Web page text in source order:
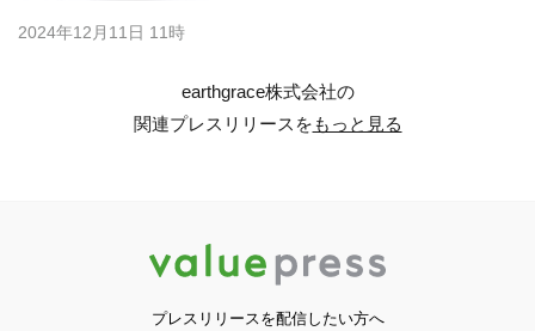
2024年12月11日 11時
earthgrace株式会社の
関連プレスリリースをもっと見る
プレスリリースを配信したい方へ